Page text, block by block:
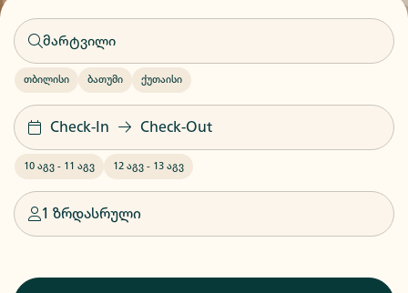
თბილისი ბათუმი ქუთაისი
Check-In Check-Out
10 აგვ - 11 აგვ 12 აგვ - 13 აგვ
1 ზრდასრული